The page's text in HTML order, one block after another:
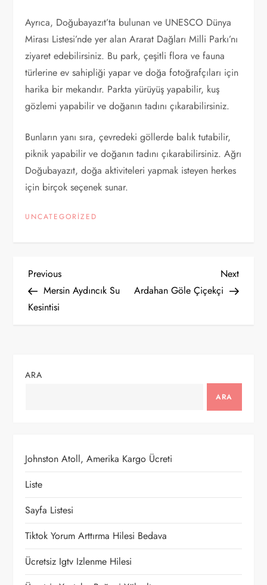
Ayrıca, Doğubayazıt’ta bulunan ve UNESCO Dünya
Mirası Listesi’nde yer alan Ararat Dağları Milli Parkı’nı
ziyaret edebilirsiniz. Bu park, çeşitli flora ve fauna
türlerine ev sahipliği yapar ve doğa fotoğrafçıları için
harika bir mekandır. Parkta yürüyüş yapabilir, kuş
gözlemi yapabilir ve doğanın tadını çıkarabilirsiniz.
Bunların yanı sıra, çevredeki göllerde balık tutabilir,
piknik yapabilir ve doğanın tadını çıkarabilirsiniz. Ağrı
Doğubayazıt, doğa aktiviteleri yapmak isteyen herkes
için birçok seçenek sunar.
UNCATEGORIZED
Y
a
z
i
n
m
e
Previous
Post
Previous
Mersin Aydıncık Su
Kesintisi
Next
Post
Next
Ardahan Göle Çiçekçi
ARA
ARA
Johnston Atoll, Amerika Kargo Ücreti
Liste
Sayfa Listesi
Tiktok Yorum Arttırma Hilesi Bedava
Ücretsiz Igtv Izlenme Hilesi